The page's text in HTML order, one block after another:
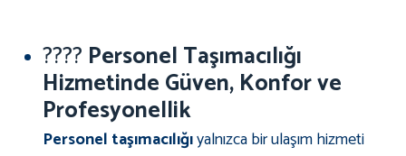
???? Personel Taşımacılığı
Hizmetinde Güven, Konfor ve
Profesyonellik
Personel taşımacılığıyalnızca bir ulaşım hizmeti